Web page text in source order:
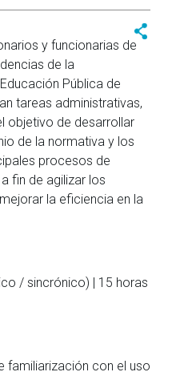
y funcionarias de
de la
Pública de
tareas administrativas,
objetivo de desarrollar
de la normativa y los
procesos de
fin de agilizar los
la eficiencia en la
/ sincrónico) | 15 horas
familiarización con el uso